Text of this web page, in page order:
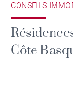
CONSEILS
Côte